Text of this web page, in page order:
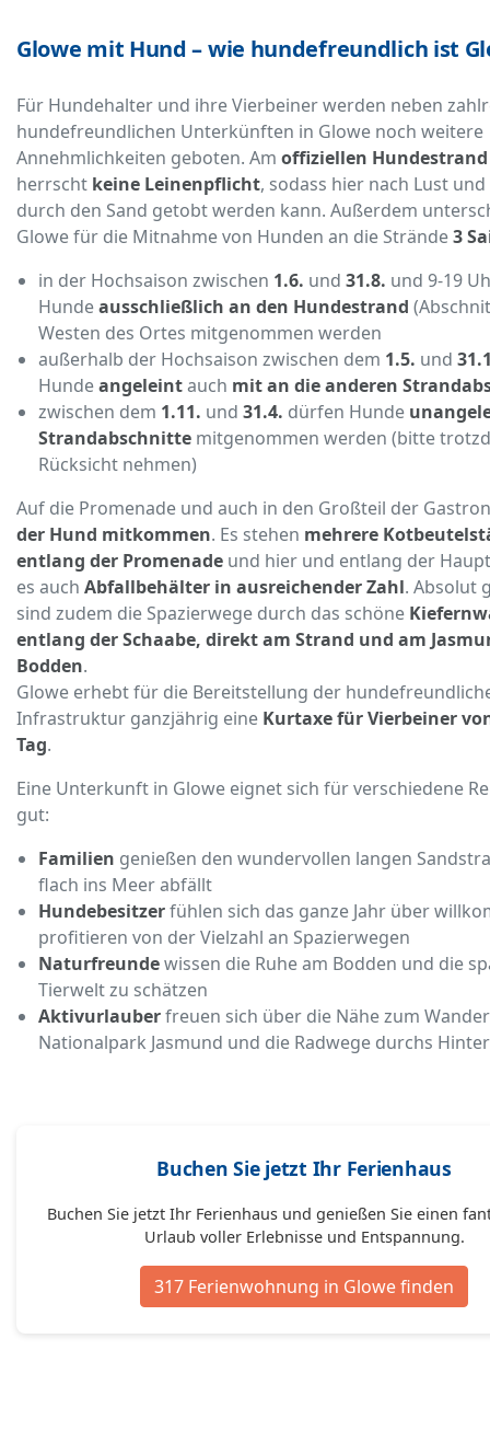
Glowe mit Hund – wie hundefreundlich ist
Für Hundehalter und ihre Vierbeiner werden neben
hundefreundlichen Unterkünften in Glowe noch weitere
Annehmlichkeiten geboten. Am offiziellen Hundestrand
herrscht keine Leinenpflicht, sodass hier nach Lust und
durch den Sand getobt werden kann. Außerdem
Glowe für die Mitnahme von Hunden an die Strände3
in der Hochsaison zwischen 1.6. und 31.8. und 9-19
Hundeausschließlich an den Hundestrand
Westen des Ortes mitgenommen werden
außerhalb der Hochsaison zwischen dem 1.5. und
Hundeangeleintauch mit an die anderen
zwischen dem 1.11. und 31.4. dürfen Hunde
Strandabschnitte mitgenommen werden (bitte
Rücksicht nehmen)
Auf die Promenade und auch in den Großteil der
der Hund mitkommen. Es stehen mehrere
entlang der Promenade und hier und entlang der
es auch Abfallbehälter in ausreichender Zahl. Absolut
sind zudem die Spazierwege durch das schöne
entlang der Schaabe, direkt am Strand und am
Bodden.
Glowe erhebt für die Bereitstellung der
Infrastruktur ganzjährig eine Kurtaxe für Vierbeiner
Tag.
Eine Unterkunft in Glowe eignet sich für verschiedene
gut:
Familien genießen den wundervollen langen
flach ins Meer abfällt
Hundebesitzerfühlen sich das ganze Jahr über
profitieren von der Vielzahl an Spazierwegen
Naturfreundewissen die Ruhe am Bodden und die
Tierwelt zu schätzen
Aktivurlauberfreuen sich über die Nähe zum
Nationalpark Jasmund und die Radwege durchs
Buchen Sie jetzt Ihr Ferienhaus
Buchen Sie jetzt Ihr Ferienhaus und genießen Sie einen
Urlaub voller Erlebnisse und Entspannung.
317 Ferienwohnung in Glowe finden